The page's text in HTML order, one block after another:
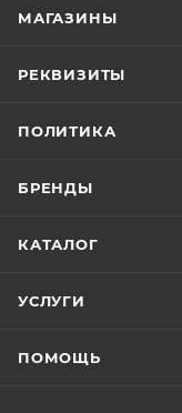
МАГАЗИНЫ
РЕКВИЗИТЫ
ПОЛИТИКА
БРЕНДЫ
КАТАЛОГ
УСЛУГИ
ПОМОЩЬ